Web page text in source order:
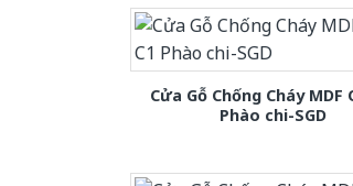
Cửa Gỗ Chống Cháy MDF
Phào chi-SGD